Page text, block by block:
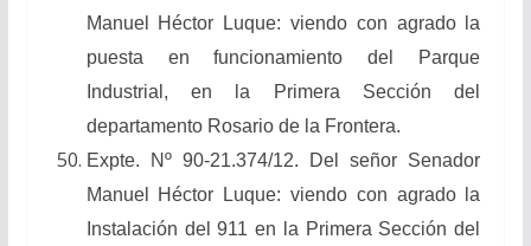
Manuel Héctor Luque: viendo con agrado la
puesta en funcionamiento del Parque
Industrial, en la Primera Sección del
departamento Rosario de la Frontera.
Expte. Nº 90-21.374/12. Del señor Senador
Manuel Héctor Luque: viendo con agrado la
Instalación del 911 en la Primera Sección del